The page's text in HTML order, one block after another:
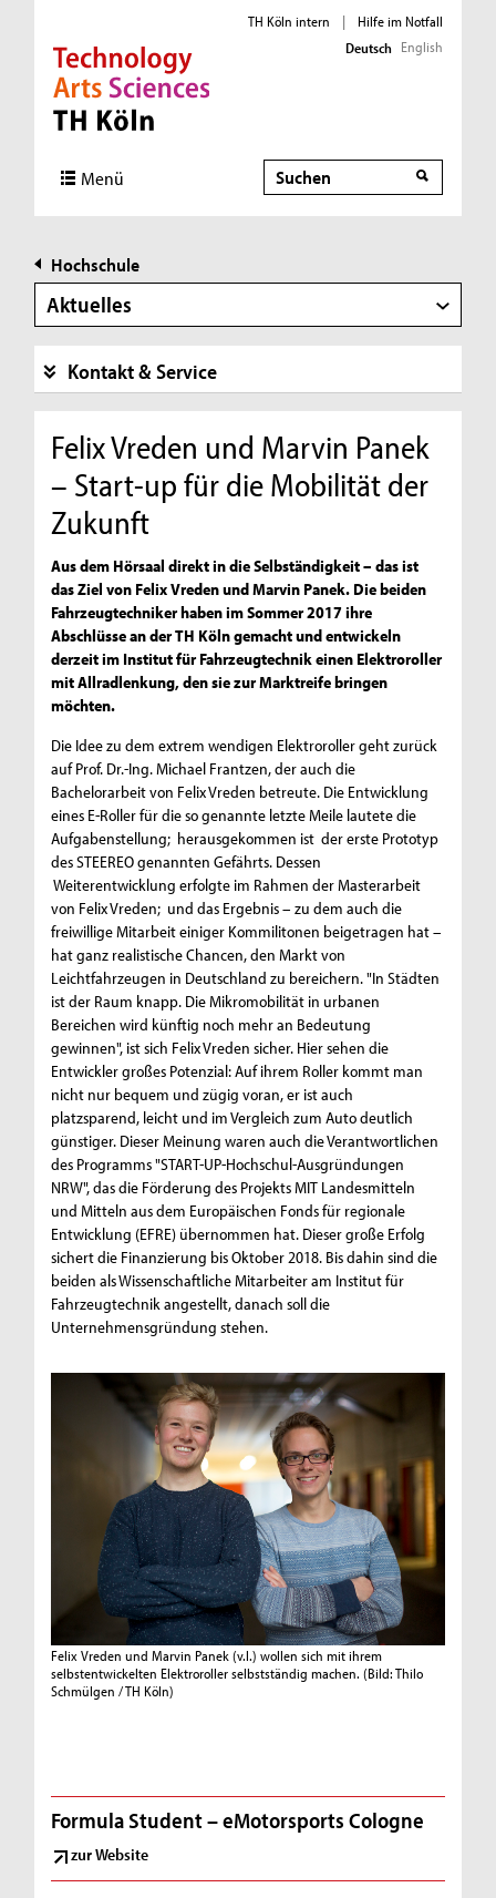
Direkt zur Hauptnavigation
Direkt zur Subnavigation
Direkt zum Inhalt
Direkt zum Fußbereich
TH Köln intern |
Hilfe im Notfall
Deutsch English
Menü Suche
Hochschule
Aktuelles
Kontakt & Service
Felix Vreden und Marvin Panek
– Start-up für die Mobilität der
Zukunft
Aus dem Hörsaal direkt in die Selbständigkeit – das ist
das Ziel von Felix Vreden und Marvin Panek. Die beiden
Fahrzeugtechniker haben im Sommer 2017 ihre
Abschlüsse an der TH Köln gemacht und entwickeln
derzeit im Institut für Fahrzeugtechnik einen Elektroroller
mit Allradlenkung, den sie zur Marktreife bringen
möchten.
Die Idee zu dem extrem wendigen Elektroroller geht zurück
auf Prof. Dr.-Ing. Michael Frantzen, der auch die
Bachelorarbeit von Felix Vreden betreute. Die Entwicklung
eines E-Roller für die so genannte letzte Meile lautete die
Aufgabenstellung; herausgekommen ist der erste Prototyp
des STEEREO genannten Gefährts. Dessen
Weiterentwicklung erfolgte im Rahmen der Masterarbeit
von Felix Vreden; und das Ergebnis – zu dem auch die
freiwillige Mitarbeit einiger Kommilitonen beigetragen hat –
hat ganz realistische Chancen, den Markt von
Leichtfahrzeugen in Deutschland zu bereichern. "In Städten
ist der Raum knapp. Die Mikromobilität in urbanen
Bereichen wird künftig noch mehr an Bedeutung
gewinnen", ist sich Felix Vreden sicher. Hier sehen die
Entwickler großes Potenzial: Auf ihrem Roller kommt man
nicht nur bequem und zügig voran, er ist auch
platzsparend, leicht und im Vergleich zum Auto deutlich
günstiger. Dieser Meinung waren auch die Verantwortlichen
des Programms "START-UP-Hochschul-Ausgründungen
NRW", das die Förderung des Projekts MIT Landesmitteln
und Mitteln aus dem Europäischen Fonds für regionale
Entwicklung (EFRE) übernommen hat. Dieser große Erfolg
sichert die Finanzierung bis Oktober 2018. Bis dahin sind die
beiden als Wissenschaftliche Mitarbeiter am Institut für
Fahrzeugtechnik angestellt, danach soll die
Unternehmensgründung stehen.
Felix Vreden und Marvin Panek (v.l.) wollen sich mit ihrem
selbstentwickelten Elektroroller selbstständig machen.(Bild: Thilo
Schmülgen / TH Köln)
Formula Student – eMotorsports Cologne
zur Website